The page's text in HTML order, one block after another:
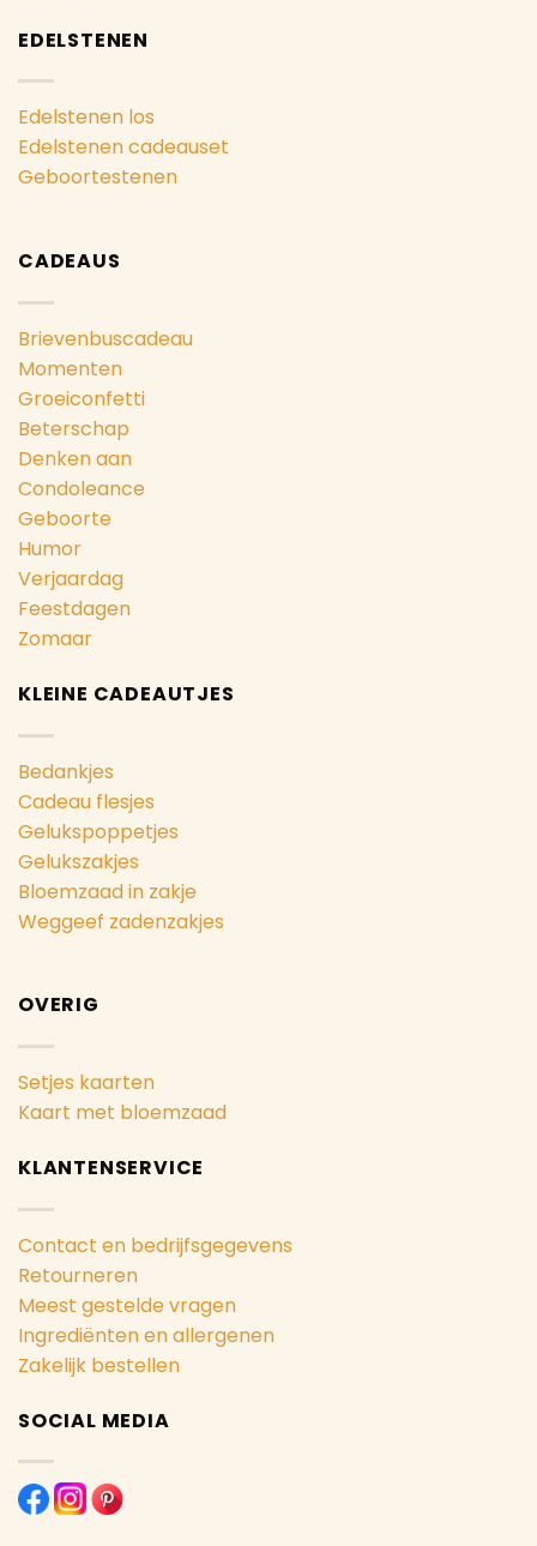
EDELSTENEN
Edelstenen los
Edelstenen cadeauset
Geboortestenen
CADEAUS
Brievenbuscadeau
Momenten
Groeiconfetti
Beterschap
Denken aan
Condoleance
Geboorte
Humor
Verjaardag
Feestdagen
Zomaar
KLEINE CADEAUTJES
Bedankjes
Cadeau flesjes
Gelukspoppetjes
Gelukszakjes
Bloemzaad in zakje
Weggeef zadenzakjes
OVERIG
Setjes kaarten
Kaart met bloemzaad
KLANTENSERVICE
Contact en bedrijfsgegevens
Retourneren
Meest gestelde vragen
Ingrediënten en allergenen
Zakelijk bestellen
SOCIAL MEDIA